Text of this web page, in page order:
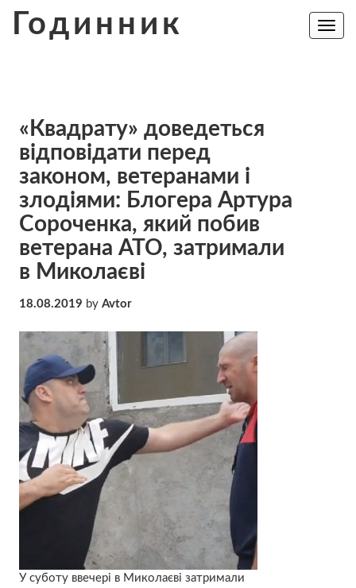
Годинник
Toggle
«Квадрату» доведеться
відповідати перед
законом, ветеранами і
злодіями: Блогера Артура
Сороченка, який побив
ветерана АТО, затримали
в Миколаєві
18.08.2019 by Avtor
У суботу ввечері в Миколаєві затримали